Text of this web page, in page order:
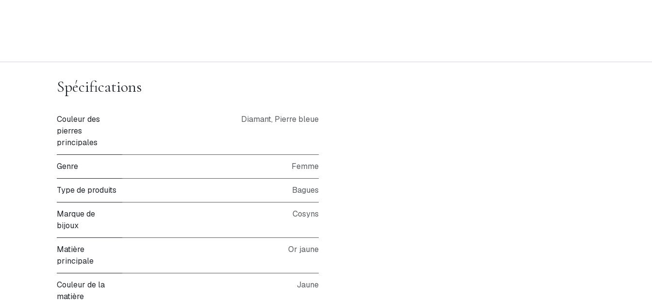
Spécifications
Couleur des
pierres
principales
Diamant, Pierre bleue
Genre Femme
Type de produits Bagues
Marque de
bijoux
Cosyns
Matière
principale
Or jaune
Couleur de la
matière
Jaune